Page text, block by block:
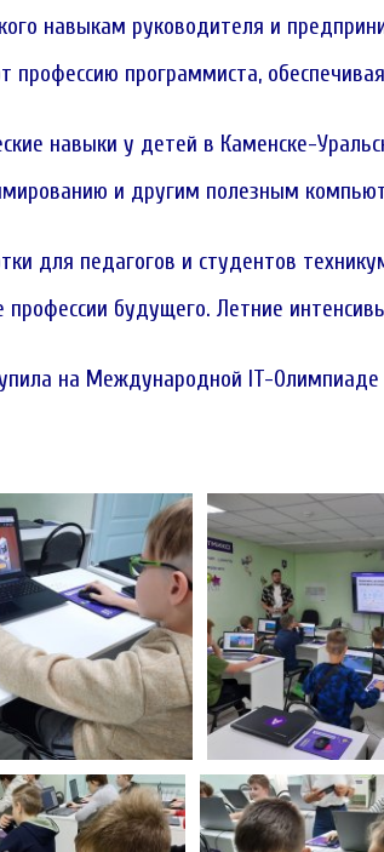
навыкам руководителя и
программиста,
навыки у детей в Каменске-
и другим полезным
для педагогов и студентов
профессии будущего. Летние
на Международной IT-